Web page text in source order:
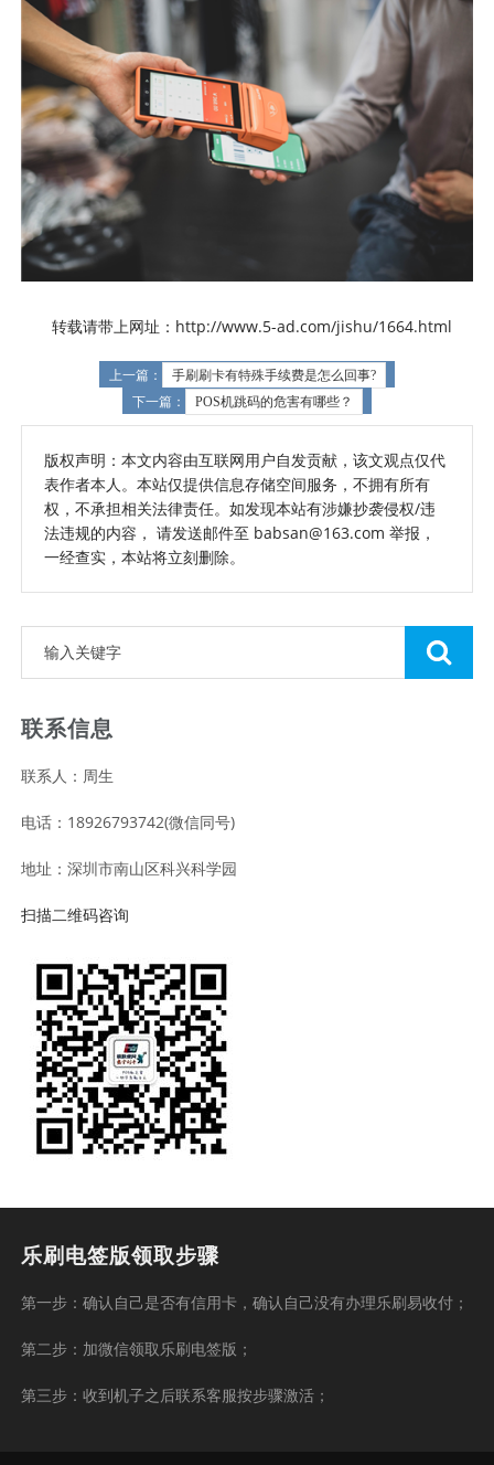
转载请带上网址：http://www.5-ad.com/jishu/1664.html
上一篇：
手刷刷卡有特殊手续费是怎么回事?
下一篇：
POS机跳码的危害有哪些？
版权声明：本文内容由互联网用户自发贡献，该文观点仅代
表作者本人。本站仅提供信息存储空间服务，不拥有所有
权，不承担相关法律责任。如发现本站有涉嫌抄袭侵权/违
法违规的内容， 请发送邮件至 babsan@163.com 举报，
一经查实，本站将立刻删除。
联系信息
联系人：周生
电话：18926793742(微信同号)
地址：深圳市南山区科兴科学园
扫描二维码咨询
乐刷电签版领取步骤
第一步：确认自己是否有信用卡，确认自己没有办理乐刷易收付；
第二步：加微信领取乐刷电签版；
第三步：收到机子之后联系客服按步骤激活；